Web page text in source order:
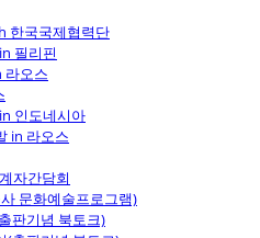
한국국제협력단
필리핀
라오스
인도네시아
in 라오스
자간담회
문화예술프로그램)
판기념 북토크)